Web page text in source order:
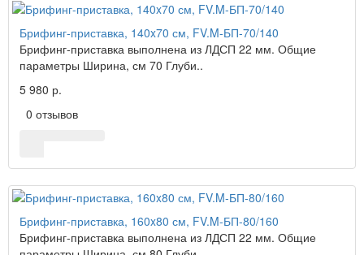
Брифинг-приставка, 140x70 см, FV.M-БП-70/140
Брифинг-приставка выполнена из ЛДСП 22 мм. Общие
параметры Ширина, см 70 Глуби..
5 980 р.
0 отзывов
Брифинг-приставка, 160x80 см, FV.M-БП-80/160
Брифинг-приставка выполнена из ЛДСП 22 мм. Общие